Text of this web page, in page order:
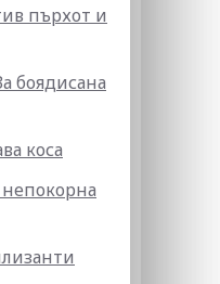
пърхот и
боядисана
коса